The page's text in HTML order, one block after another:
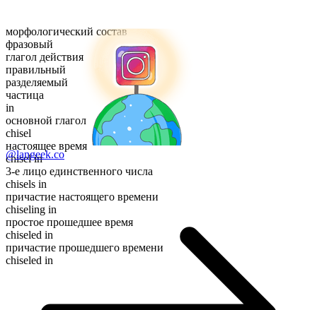
морфологический состав
фразовый
глагол действия
правильный
разделяемый
частица
in
основной глагол
chisel
настоящее время
chisel in
3-е лицо единственного числа
chisels in
причастие настоящего времени
chiseling in
простое прошедшее время
chiseled in
причастие прошедшего времени
chiseled in
@langeek.co